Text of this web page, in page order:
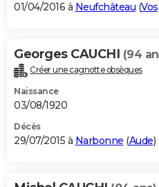
01/04/2016 à Neufchâteau (
Georges CAUCHI (94
Créer une cagnotte obsèques
Naissance
03/08/1920
Décès
29/07/2015 à Narbonne (Aude)